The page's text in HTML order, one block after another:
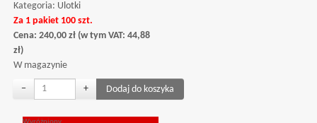
Kategoria: Ulotki
Za 1 pakiet 100 szt.
Cena:240,00 zł (w tym VAT:44,88
zł)
W magazynie
− +